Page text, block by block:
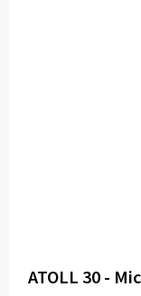
ATOLL 30 -